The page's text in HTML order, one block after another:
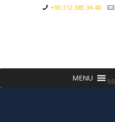
+90 312 385 36 40